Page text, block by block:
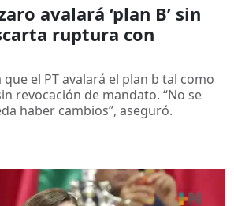
avalará ‘plan B’ sin
ruptura con
el PT avalará el plan b tal como
revocación de mandato. “No se
haber cambios”, aseguró.